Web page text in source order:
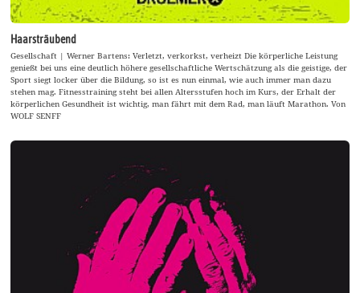
Haarsträubend
Gesellschaft | Werner Bartens: Verletzt, verkorkst, verheizt Die körperliche Leistung
genießt bei uns eine deutlich höhere gesellschaftliche Wertschätzung als die geistige, der
Sport siegt locker über die Bildung, so ist es nun einmal, wie auch immer man dazu
stehen mag. Fitnesstraining steht bei allen Altersstufen hoch im Kurs, der Erhalt der
körperlichen Gesundheit ist wichtig, man fährt mit dem Rad, man läuft Marathon. Von
WOLF SENFF